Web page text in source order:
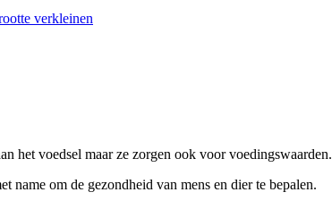
het voedsel maar ze zorgen ook voor voedingswaarden.
om de gezondheid van mens en dier te bepalen.